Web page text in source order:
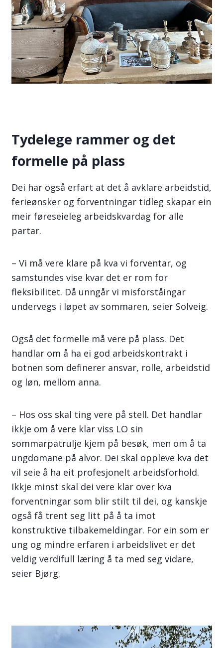
Tydelege rammer og det
formelle på plass
Dei har også erfart at det å avklare arbeidstid,
ferieønsker og forventningar tidleg skapar ein
meir føreseieleg arbeidskvardag for alle
partar.
– Vi må vere klare på kva vi forventar, og
samstundes vise kvar det er rom for
fleksibilitet. Då unngår vi misforståingar
undervegs i løpet av sommaren, seier Solveig.
Også det formelle må vere på plass. Det
handlar om å ha ei god arbeidskontrakt i
botnen som definerer ansvar, rolle, arbeidstid
og løn, mellom anna.
– Hos oss skal ting vere på stell. Det handlar
ikkje om å vere klar viss LO sin
sommarpatrulje kjem på besøk, men om å ta
ungdomane på alvor. Dei skal oppleve kva det
vil seie å ha eit profesjonelt arbeidsforhold.
Ikkje minst skal dei vere klar over kva
forventningar som blir stilt til dei, og kanskje
også få trent seg litt på å ta imot
konstruktive tilbakemeldingar. For ein som er
ung og mindre erfaren i arbeidslivet er det
veldig verdifull læring å ta med seg vidare,
seier Bjørg.